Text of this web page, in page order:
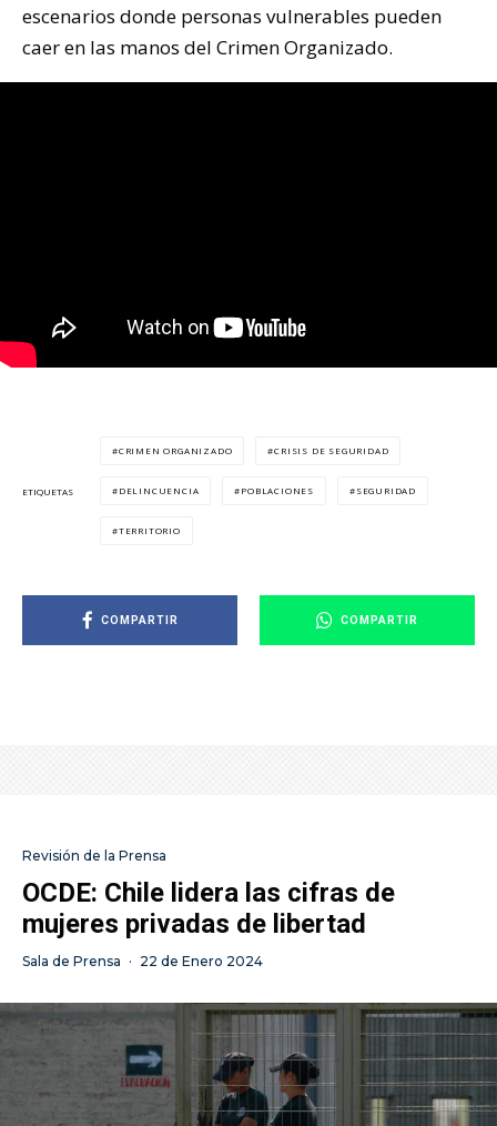
escenarios donde personas vulnerables pueden
caer en las manos del Crimen Organizado.
ETIQUETAS
CRIMEN ORGANIZADO CRISIS DE SEGURIDAD
DELINCUENCIA POBLACIONES SEGURIDAD
TERRITORIO
COMPARTIR COMPARTIR
Revisión de la Prensa
OCDE: Chile lidera las cifras de
mujeres privadas de libertad
Sala de Prensa · 22 de Enero 2024